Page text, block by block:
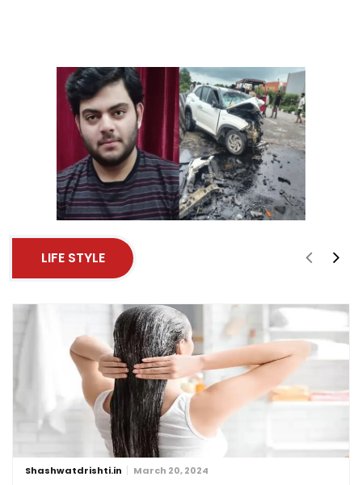
LIFE STYLE
Shashwatdrishti.in March 20, 2024